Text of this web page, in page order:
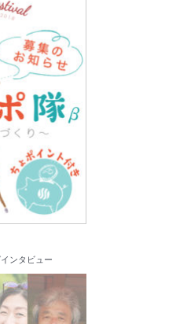
ンタビュー